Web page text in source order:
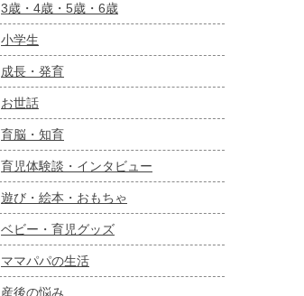
3歳・4歳・5歳・6歳
小学生
成長・発育
お世話
育脳・知育
育児体験談・インタビュー
遊び・絵本・おもちゃ
ベビー・育児グッズ
ママパパの生活
産後の悩み